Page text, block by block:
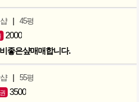
| 45평
2000
좋은샾매매합니다.
| 55평
권 3500